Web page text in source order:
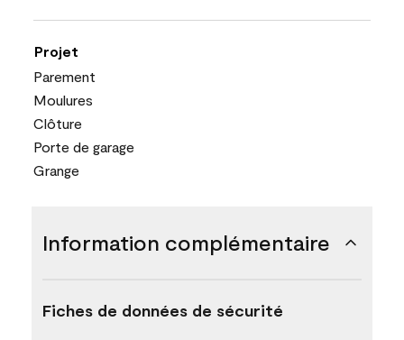
Projet
Parement
Moulures
Clôture
Porte de garage
Grange
Information complémentaire
Fiches de données de sécurité